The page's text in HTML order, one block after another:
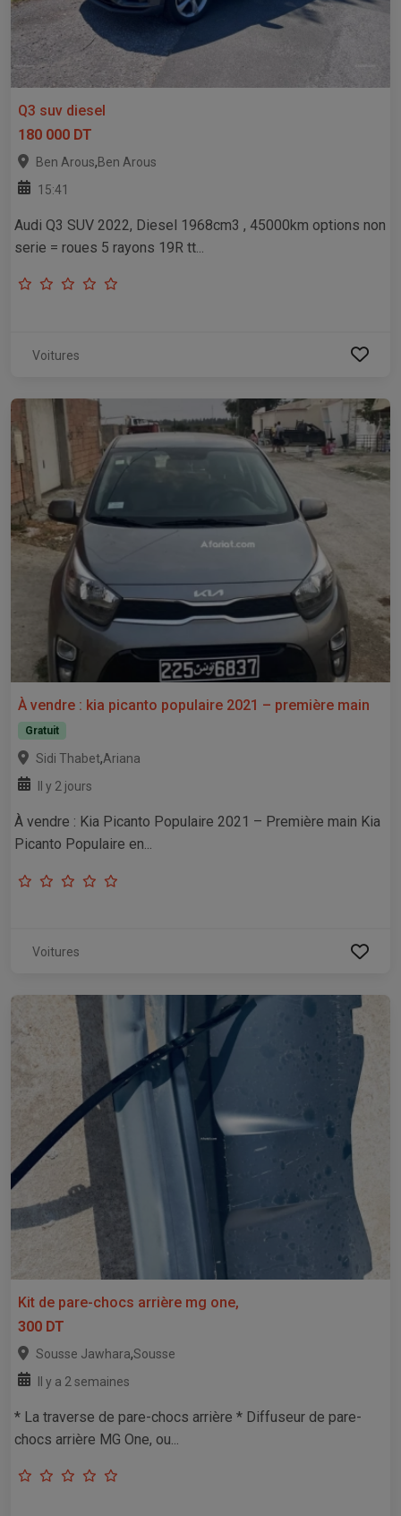
Q3 suv diesel
180 000 DT
Ben Arous,Ben Arous
15:41
Audi Q3 SUV 2022, Diesel 1968cm3 , 45000km options non
serie = roues 5 rayons 19R tt...
Voitures
À vendre : kia picanto populaire 2021 – première main
Gratuit
Sidi Thabet,Ariana
Il y 2 jours
À vendre : Kia Picanto Populaire 2021 – Première main Kia
Picanto Populaire en...
Voitures
Kit de pare-chocs arrière mg one,
300 DT
Sousse Jawhara,Sousse
Il y a 2 semaines
* La traverse de pare-chocs arrière * Diffuseur de pare-
chocs arrière MG One, ou...